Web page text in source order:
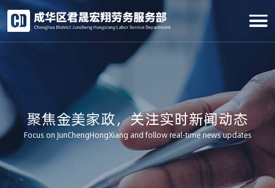
聚焦金美家政，关注实时新闻动态
Focus on JunChengHongXiang and follow real-time news updates